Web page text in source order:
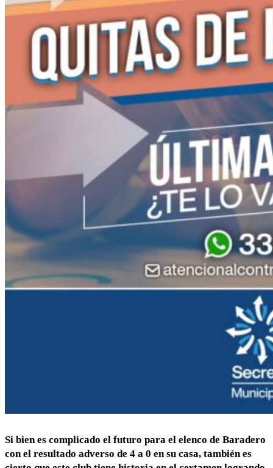
Si bien es complicado el futuro para el elenco de Baradero
con el resultado adverso de 4 a 0 en su casa, también es